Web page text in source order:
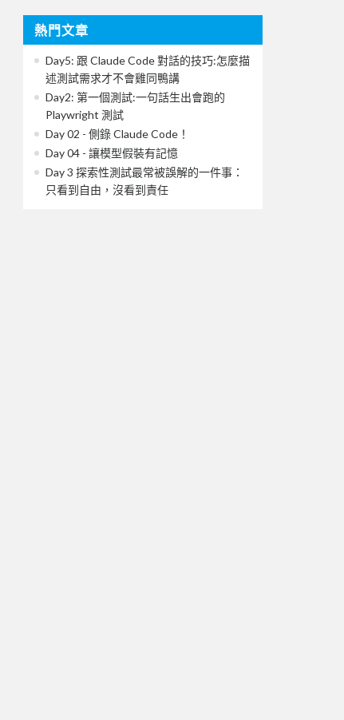
熱門文章
Day5: 跟 Claude Code 對話的技巧:怎麼描
述測試需求才不會雞同鴨講
Day2: 第一個測試:一句話生出會跑的
Playwright 測試
Day 02 - 側錄 Claude Code！
Day 04 - 讓模型假裝有記憶
Day 3 探索性測試最常被誤解的一件事：
只看到自由，沒看到責任